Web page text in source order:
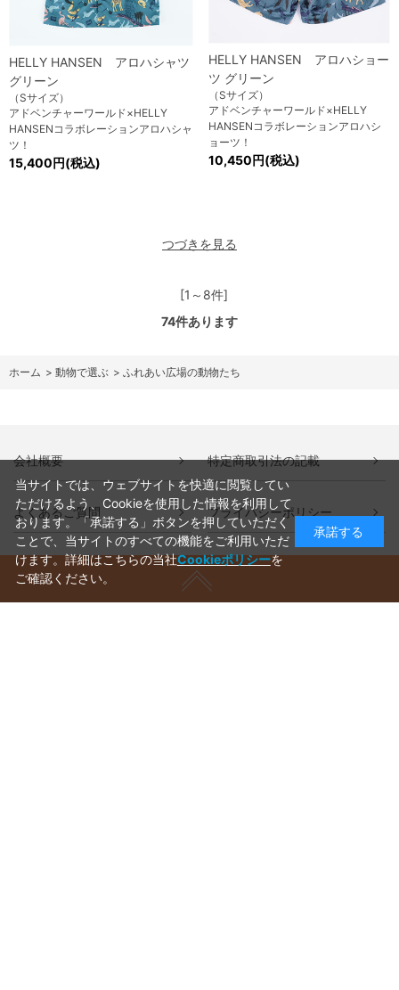
HELLY HANSEN アロハシャツ
グリーン
（Sサイズ）
アドベンチャーワールド×HELLY
HANSENコラボレーションアロハシャ
ツ！
15,400円(税込)
HELLY HANSEN アロハショー
ツ グリーン
（Sサイズ）
アドベンチャーワールド×HELLY
HANSENコラボレーションアロハシ
ョーツ！
10,450円(税込)
つづきを見る
[1～8件]
74件あります
ホーム > 動物で選ぶ > ふれあい広場の動物たち
会社概要 特定商取引法の記載
よくあるご質問 プライバシーポリシー
当サイトでは、ウェブサイトを快適に閲覧してい
ただけるよう、Cookieを使用した情報を利用して
おります。「承諾する」ボタンを押していただく
ことで、当サイトのすべての機能をご利用いただ
けます。詳細はこちらの当社Cookieポリシーを
ご確認ください。
承諾する